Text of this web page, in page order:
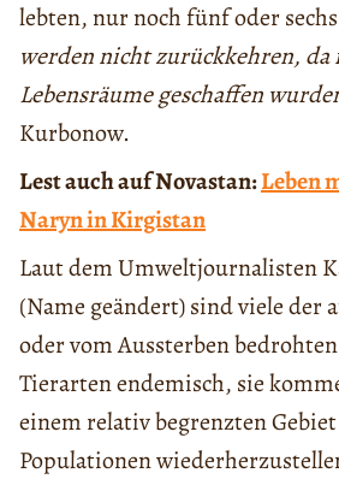
lebten, nur noch fünf oder
werden nicht zurückkehren,
Lebensräume geschaffen
Kurbonow.
Lest auch auf Novastan:Leben
Naryn in Kirgistan
Laut dem Umweltjournalisten
(Name geändert) sind viele der
oder vom Aussterben
Tierarten endemisch, sie
einem relativ begrenzten
Populationen